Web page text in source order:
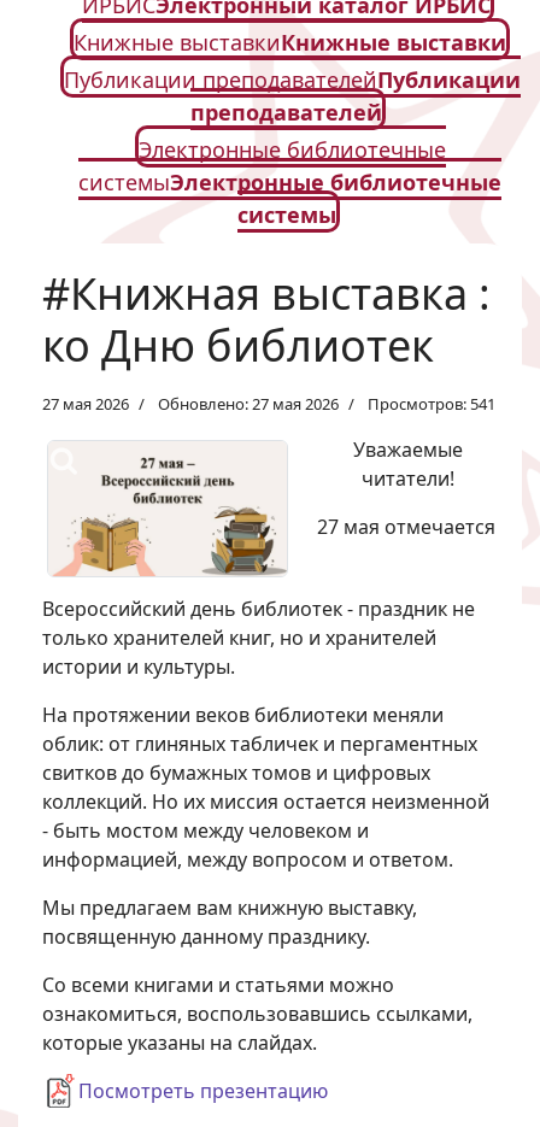
Книжные выставкиКнижные выставки
Публикации преподавателейПубликации
преподавателей
Электронные библиотечные
системыЭлектронные библиотечные
системы
#Книжная выставка :
ко Дню библиотек
27 мая 2026 Обновлено: 27 мая 2026 Просмотров: 541
Уважаемые
читатели!
27 мая отмечается
Всероссийский день библиотек - праздник не
только хранителей книг, но и хранителей
истории и культуры.
На протяжении веков библиотеки меняли
облик: от глиняных табличек и пергаментных
свитков до бумажных томов и цифровых
коллекций. Но их миссия остается неизменной
- быть мостом между человеком и
информацией, между вопросом и ответом.
Мы предлагаем вам книжную выставку,
посвященную данному празднику.
Со всеми книгами и статьями можно
ознакомиться, воспользовавшись ссылками,
которые указаны на слайдах.
Посмотреть презентацию